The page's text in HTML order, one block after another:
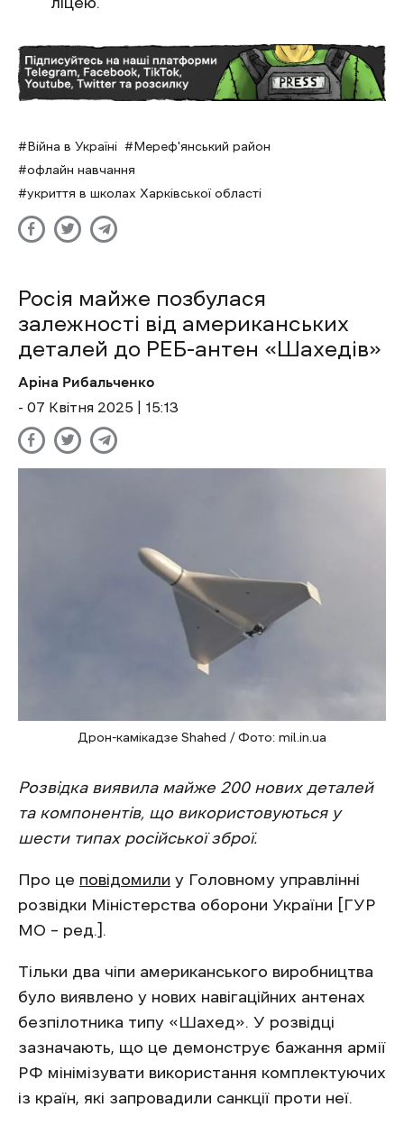
Війна в Україні
Мереф'янський район
офлайн навчання
укриття в школах Харківської області
Росія майже позбулася
залежності від американських
деталей до РЕБ-антен «Шахедів»
Аріна Рибальченко
- 07 Квітня 2025 | 15:13
Дрон-камікадзе Shahed / Фото: mil.in.ua
Розвідка виявила майже 200 нових деталей
та компонентів, що використовуються у
шести типах російської зброї.
Про це повідомили у Головному управлінні
розвідки Міністерства оборони України [ГУР
МО – ред.].
Тільки два чіпи американського виробництва
було виявлено у нових навігаційних антенах
безпілотника типу «Шахед». У розвідці
зазначають, що це демонструє бажання армії
РФ мінімізувати використання комплектуючих
із країн, які запровадили санкції проти неї.